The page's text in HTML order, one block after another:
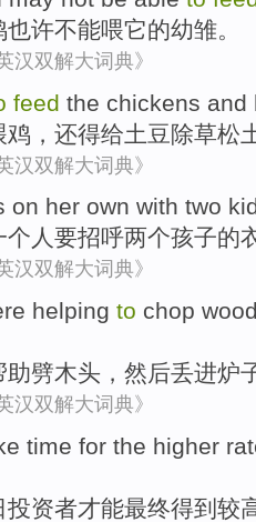
也许不能喂它的幼雏。
汉双解大词典》
feed the chickens and
鸡 ，还得给土豆除草松
汉双解大词典》
on her own with two
个人要招呼两个孩子的
汉双解大词典》
helping to chop
助劈木头 ，然后丢进炉
汉双解大词典》
time for the higher
投资者才能最终得到 较